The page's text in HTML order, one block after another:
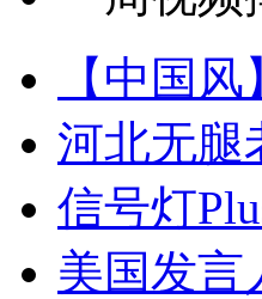
【中国
河北无腿
信号灯
美国发言